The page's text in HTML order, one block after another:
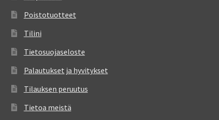
Poistotuotteet
Tilini
Tietosuojaseloste
Palautukset ja hyvitykset
Tilauksen peruutus
Tietoa meistä